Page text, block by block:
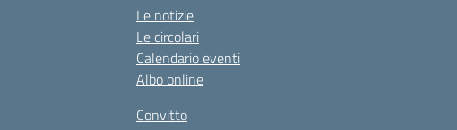
Le notizie
Le circolari
Calendario eventi
Albo online
Convitto